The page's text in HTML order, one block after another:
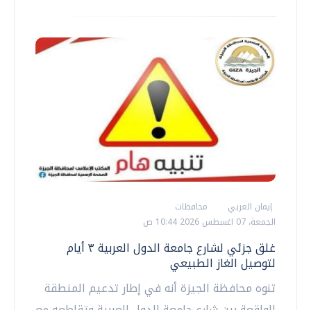
إيمان العربي
محافظات
الجمعة، 07 اغسطس 2026 10:44 ص
غلق جزئي لشارع جامعة الدول العربية ٣ أيام
لتوصيل الغاز الطبيعي
تنوه محافظة الجيزة أنه في إطار تدعيم المنطقة